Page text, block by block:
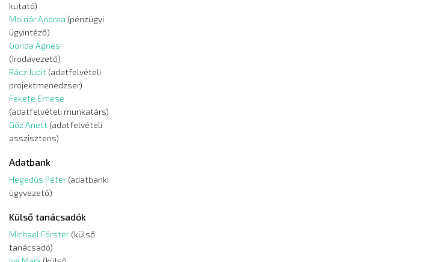
kutató)
Molnár Andrea (pénzügyi
ügyintéző)
Gonda Ágnes
(Irodavezető)
Rácz Judit (adatfelvételi
projektmenedzser)
Fekete Emese
(adatfelvételi munkatárs)
Gőz Anett (adatfelvételi
asszisztens)
Adatbank
Hegedűs Péter (adatbanki
ügyvezető)
Külső tanácsadók
Michael Förster (külső
tanácsadó)